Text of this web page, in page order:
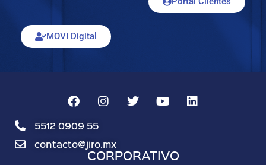
MOVI Digital
5512 0909 55
contacto@jiro.mx
CORPORATIVO